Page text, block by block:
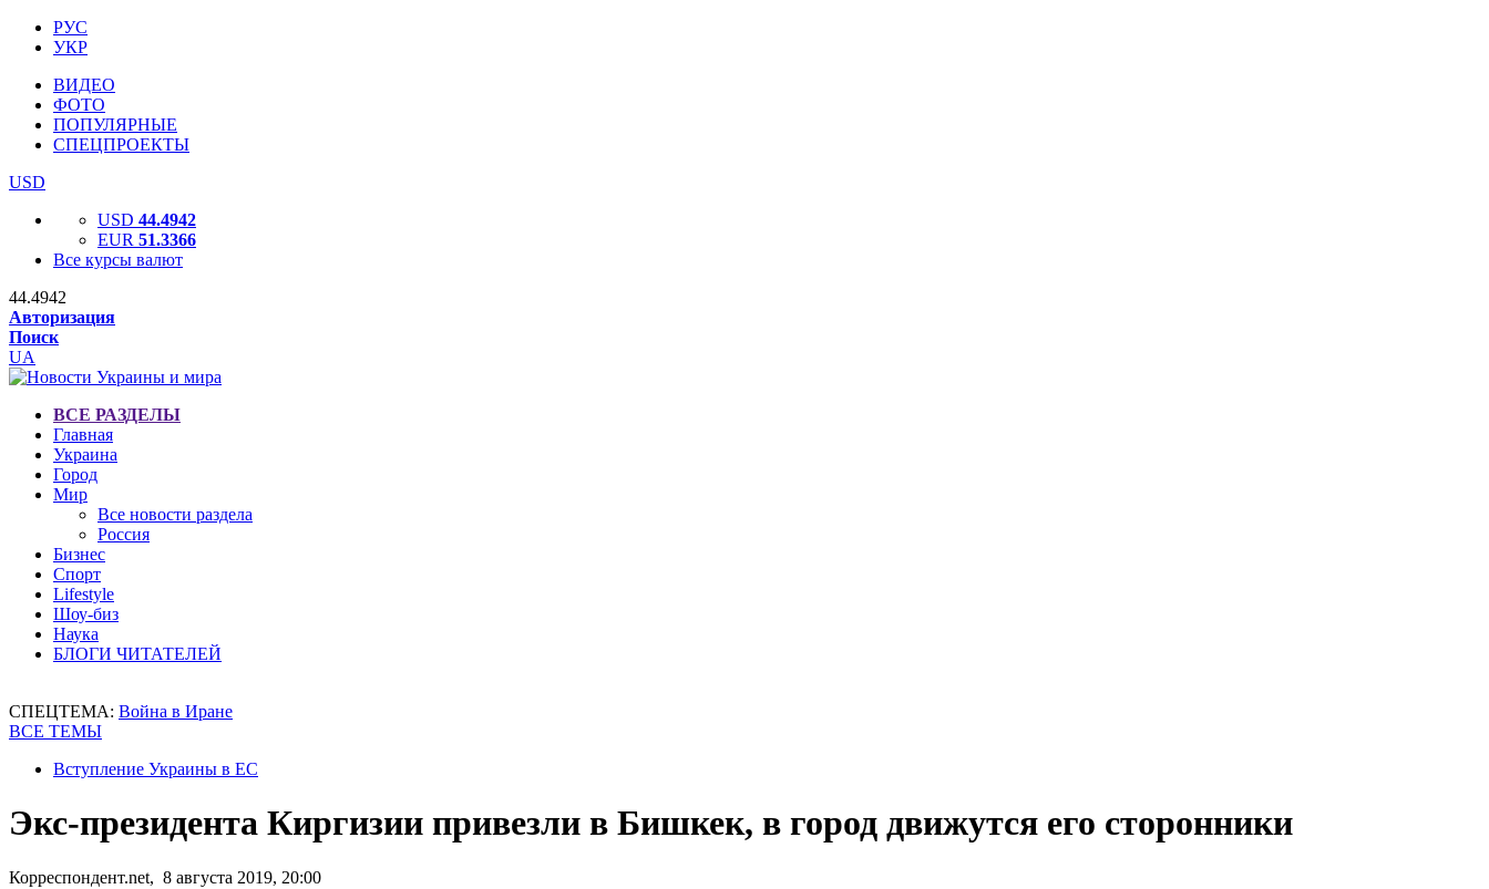
РУС
УКР
ВИДЕО
ФОТО
ПОПУЛЯРНЫЕ
СПЕЦПРОЕКТЫ
USD
USD 44.4942
EUR 51.3366
Все курсы валют
44.4942
Авторизация
Поиск
UA
ВСЕ РАЗДЕЛЫ
Главная
Украина
Город
Мир
Все новости раздела
Россия
Бизнес
Спорт
Lifestyle
Шоу-биз
Наука
БЛОГИ ЧИТАТЕЛЕЙ
СПЕЦТЕМА: Война в Иране
ВСЕ ТЕМЫ
Вступление Украины в ЕС
Экс-президента Киргизии привезли в Бишкек, в город движутся его сторонники
Корреспондент.net, 8 августа 2019, 20:00